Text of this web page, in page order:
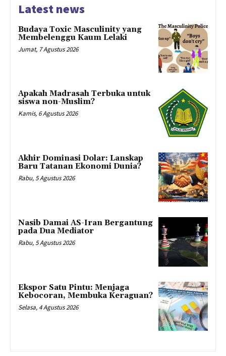
Latest news
Budaya Toxic Masculinity yang
Membelenggu Kaum Lelaki
Jumat, 7 Agustus 2026
Apakah Madrasah Terbuka untuk
siswa non-Muslim?
Kamis, 6 Agustus 2026
Akhir Dominasi Dolar: Lanskap
Baru Tatanan Ekonomi Dunia?
Rabu, 5 Agustus 2026
Nasib Damai AS-Iran Bergantung
pada Dua Mediator
Rabu, 5 Agustus 2026
Ekspor Satu Pintu: Menjaga
Kebocoran, Membuka Keraguan?
Selasa, 4 Agustus 2026